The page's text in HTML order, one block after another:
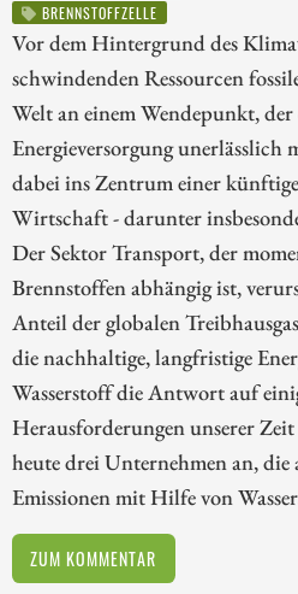
BRENNSTOFFZELLE
Vor dem Hintergrund des
schwindenden Ressourcen
Welt an einem Wendepunkt,
Energieversorgung unerlässlich
dabei ins Zentrum einer
Wirtschaft - darunter
Der Sektor Transport, der
Brennstoffen abhängig ist,
Anteil der globalen
die nachhaltige, langfristige
Wasserstoff die Antwort auf
Herausforderungen unserer
heute drei Unternehmen an,
Emissionen mit Hilfe von
ZUM KOMMENTAR